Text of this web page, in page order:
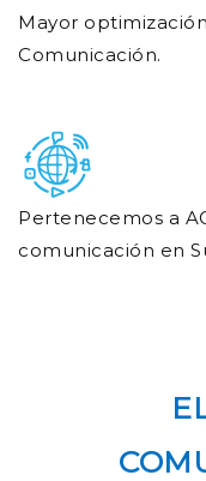
Mayor
Comunicación.
Pertenecemos a
comunicación en